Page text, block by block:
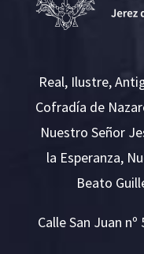
Real, Ilustre,
Cofradía de
Nuestro Señor
la Esperanza,
Beato
Calle San Juan